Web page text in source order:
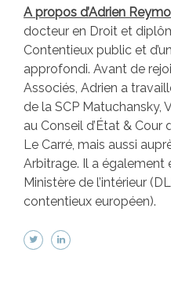
A propos d’Adrien
docteur en Droit et
Contentieux public et
approfondi. Avant de
Associés, Adrien a
de la SCP Matuchansky,
au Conseil d’État &
Le Carré, mais aussi
Arbitrage. Il a également
Ministère de l’intérieur
contentieux européen).